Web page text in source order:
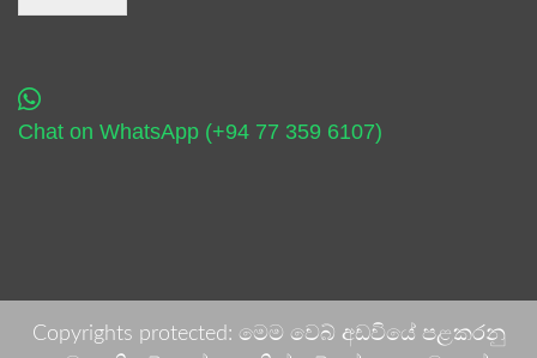
Chat on WhatsApp (+94 77 359 6107)
Copyrights protected: මෙම වෙබ් අඩවියේ පළකරනු